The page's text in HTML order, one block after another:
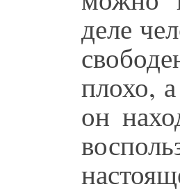
деле
плохо,
он